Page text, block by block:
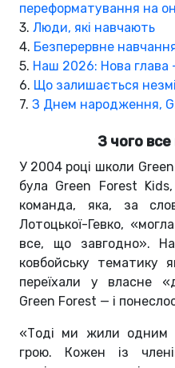
переформатування на
3. Люди, які навчають
4. Безперервне
5. Наш 2026: Нова глава
6. Що залишається
7. З Днем народження,
З чого
У 2004 році школи
була Green Forest
команда, яка, за
Лотоцької-Гевко,
все, що завгодно».
ковбойську тематику
переїхали у власне
Green Forest — і
«Тоді ми жили одним
грою. Кожен із